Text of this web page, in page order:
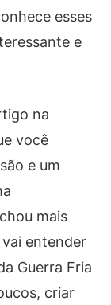
esses
e
na
você
e um
mais
entender
Guerra Fria
criar